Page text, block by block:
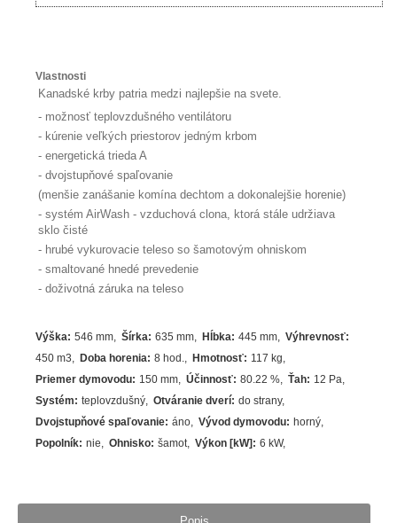
Vlastnosti
Kanadské krby patria medzi najlepšie na svete.
- možnosť teplovzdušného ventilátoru
- kúrenie veľkých priestorov jedným krbom
- energetická trieda A
- dvojstupňové spaľovanie
(menšie zanášanie komína dechtom a dokonalejšie horenie)
- systém AirWash - vzduchová clona, ktorá stále udržiava
sklo čisté
- hrubé vykurovacie teleso so šamotovým ohniskom
- smaltované hnedé prevedenie
- doživotná záruka na teleso
Výška: 546 mm Šírka: 635 mm Hĺbka: 445 mm Výhrevnosť:
450 m3
Doba horenia: 8 hod. Hmotnosť: 117 kg
Priemer dymovodu: 150 mm Účinnosť: 80.22% Ťah: 12 Pa
Systém: teplovzdušný Otváranie dverí: do strany
Dvojstupňové spaľovanie: áno Vývod dymovodu: horný
Popolník: nie Ohnisko: šamot Výkon [kW] : 6 kW